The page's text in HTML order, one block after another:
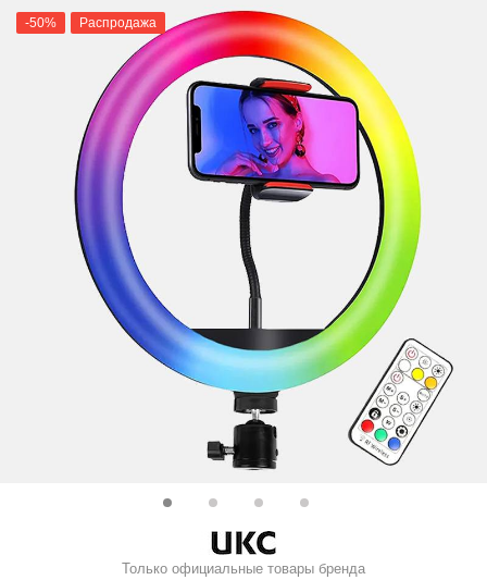
-50% Распродажа
Только официальные товары бренда